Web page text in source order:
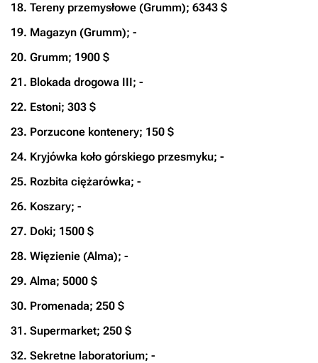
18. Tereny przemysłowe (Grumm); 6343 $
19. Magazyn (Grumm); -
20. Grumm; 1900 $
21. Blokada drogowa III; -
22. Estoni; 303 $
23. Porzucone kontenery; 150 $
24. Kryjówka koło górskiego przesmyku; -
25. Rozbita ciężarówka; -
26. Koszary; -
27. Doki; 1500 $
28. Więzienie (Alma); -
29. Alma; 5000 $
30. Promenada; 250 $
31. Supermarket; 250 $
32. Sekretne laboratorium; -